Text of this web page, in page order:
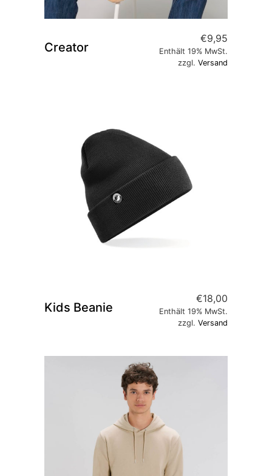
Creator
€9,95
Enthält 19% MwSt.
zzgl.Versand
Kids Beanie
€18,00
Enthält 19% MwSt.
zzgl.Versand